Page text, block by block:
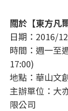
關於【東方凡
日期：2016/
時間：週一至
17:00)
地點：華山文
主辦單位：大
限公司